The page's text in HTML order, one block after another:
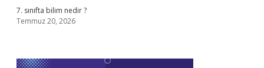
7. sınıfta bilim nedir ?
Temmuz 20, 2026